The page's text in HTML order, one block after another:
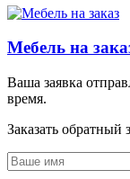
Мебель на
Ваша заявка
время.
Заказать обратный